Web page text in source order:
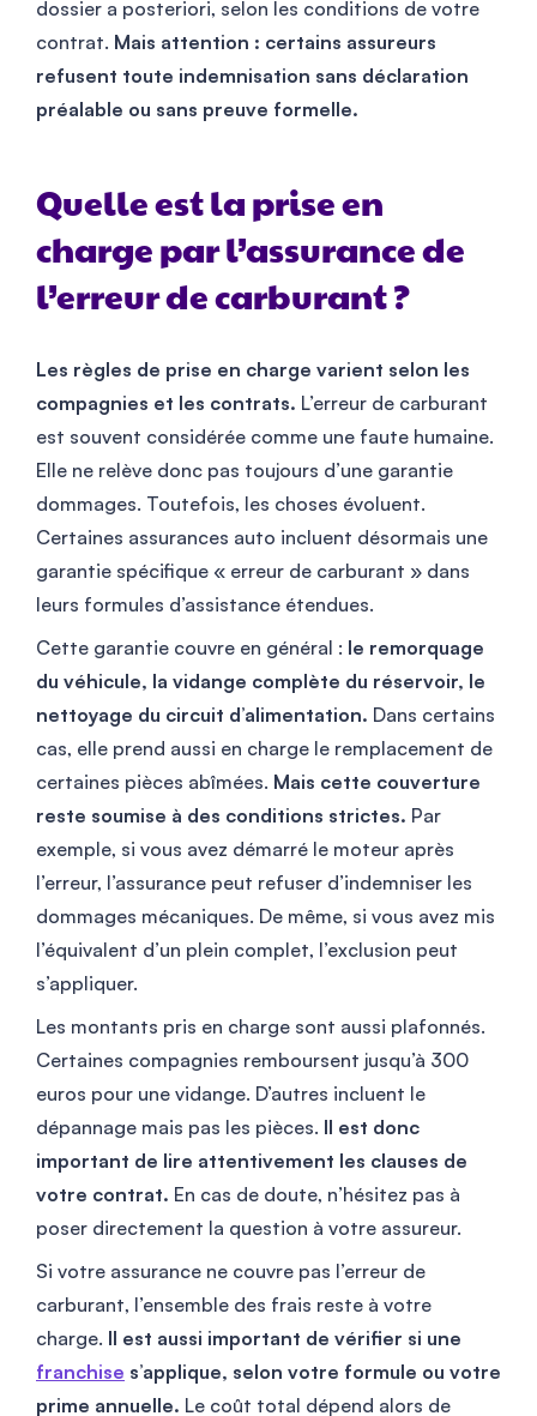
dossier a posteriori, selon les conditions de votre
contrat. Mais attention : certains assureurs
refusent toute indemnisation sans déclaration
préalable ou sans preuve formelle.
Quelle est la prise en
charge par l’assurance de
l’erreur de carburant ?
Les règles de prise en charge varient selon les
compagnies et les contrats. L’erreur de carburant
est souvent considérée comme une faute humaine.
Elle ne relève donc pas toujours d’une garantie
dommages. Toutefois, les choses évoluent.
Certaines assurances auto incluent désormais une
garantie spécifique « erreur de carburant » dans
leurs formules d’assistance étendues.
Cette garantie couvre en général : le remorquage
du véhicule, la vidange complète du réservoir, le
nettoyage du circuit d’alimentation. Dans certains
cas, elle prend aussi en charge le remplacement de
certaines pièces abîmées. Mais cette couverture
reste soumise à des conditions strictes. Par
exemple, si vous avez démarré le moteur après
l’erreur, l’assurance peut refuser d’indemniser les
dommages mécaniques. De même, si vous avez mis
l’équivalent d’un plein complet, l’exclusion peut
s’appliquer.
Les montants pris en charge sont aussi plafonnés.
Certaines compagnies remboursent jusqu’à 300
euros pour une vidange. D’autres incluent le
dépannage mais pas les pièces. Il est donc
important de lire attentivement les clauses de
votre contrat. En cas de doute, n’hésitez pas à
poser directement la question à votre assureur.
Si votre assurance ne couvre pas l’erreur de
carburant, l’ensemble des frais reste à votre
charge. Il est aussi important de vérifier si une
franchise s’applique, selon votre formule ou votre
prime annuelle. Le coût total dépend alors de